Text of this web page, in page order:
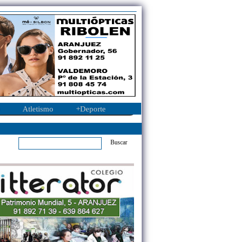
Atletismo +Deporte